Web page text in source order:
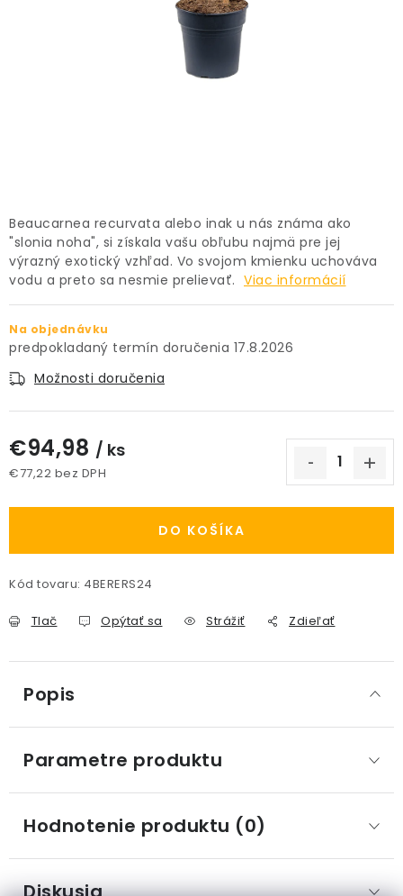
ZNAČKY
Obchodné podmienky
Podmienky ochrany osobných údajov
Spôsoby platby
Informácie o doprave
Kontakt / Právne údaje
Beaucarnea recurvata alebo inak u nás známa ako
"slonia noha", si získala vašu obľubu najmä pre jej
výrazný exotický vzhľad. Vo svojom kmienku uchováva
vodu a preto sa nesmie prelievať. Viac informácií
Na objednávku
17.8.2026
Možnosti doručenia
€94,98 / ks
€77,22 bez DPH
DO KOŠÍKA
Kód tovaru: 4BERERS24
Tlač Opýtať sa Strážiť Zdieľať
Popis
Parametre produktu
Hodnotenie produktu (0)